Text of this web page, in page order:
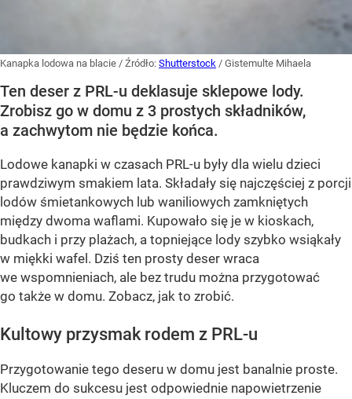
Kanapka lodowa na blacie / Źródło: Shutterstock / Gistemulte Mihaela
Ten deser z PRL-u deklasuje sklepowe lody.
Zrobisz go w domu z 3 prostych składników,
a zachwytom nie będzie końca.
Lodowe kanapki w czasach PRL-u były dla wielu dzieci
prawdziwym smakiem lata. Składały się najczęściej z porcji
lodów śmietankowych lub waniliowych zamkniętych
między dwoma waflami. Kupowało się je w kioskach,
budkach i przy plażach, a topniejące lody szybko wsiąkały
w miękki wafel. Dziś ten prosty deser wraca
we wspomnieniach, ale bez trudu można przygotować
go także w domu. Zobacz, jak to zrobić.
Kultowy przysmak rodem z PRL-u
Przygotowanie tego deseru w domu jest banalnie proste.
Kluczem do sukcesu jest odpowiednie napowietrzenie